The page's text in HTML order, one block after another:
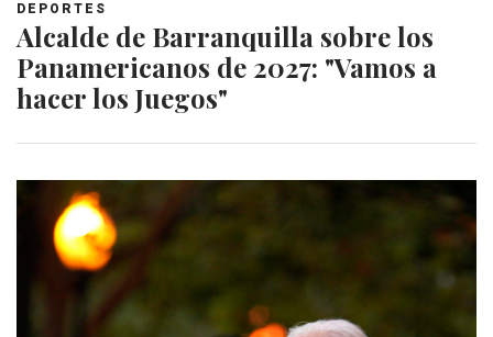
DEPORTES
Alcalde de Barranquilla sobre los
Panamericanos de 2027: "Vamos a
hacer los Juegos"